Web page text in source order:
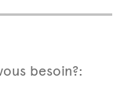
besoin?: